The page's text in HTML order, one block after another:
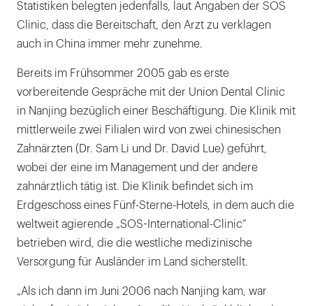
Statistiken belegten jedenfalls, laut Angaben der SOS
Clinic, dass die Bereitschaft, den Arzt zu verklagen
auch in China immer mehr zunehme.
Bereits im Frühsommer 2005 gab es erste
vorbereitende Gespräche mit der Union Dental Clinic
in Nanjing bezüglich einer Beschäftigung. Die Klinik mit
mittlerweile zwei Filialen wird von zwei chinesischen
Zahnärzten (Dr. Sam Li und Dr. David Lue) geführt,
wobei der eine im Management und der andere
zahnärztlich tätig ist. Die Klinik befindet sich im
Erdgeschoss eines Fünf-Sterne-Hotels, in dem auch die
weltweit agierende „SOS-International-Clinic“
betrieben wird, die die westliche medizinische
Versorgung für Ausländer im Land sicherstellt.
„Als ich dann im Juni 2006 nach Nanjing kam, war